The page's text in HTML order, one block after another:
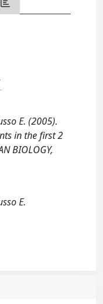
E. (2005).
in the first 2
BIOLOGY,
E.